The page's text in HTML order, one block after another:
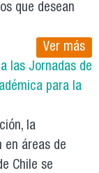
que desean
Ver más
las Jornadas de
para la
la
en áreas de
Chile se